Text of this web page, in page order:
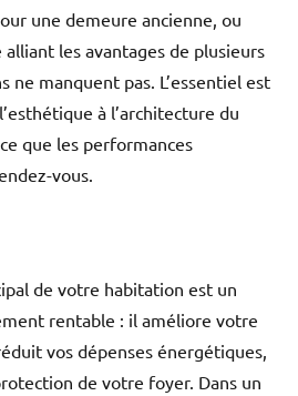
une demeure ancienne, ou
les avantages de plusieurs
ne manquent pas. L’essentiel est
à l’architecture du
que les performances
vous.
de votre habitation est un
rentable : il améliore votre
vos dépenses énergétiques,
de votre foyer. Dans un